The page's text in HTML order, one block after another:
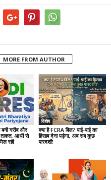
MORE FROM AUTHOR
गरीब और
ताकत, आधी से
रही
विशेष
क्या है FCRA बिल? पाई-पाई का
हिसाब देना पड़ेगा, अब सब कुछ
पारदर्शी!